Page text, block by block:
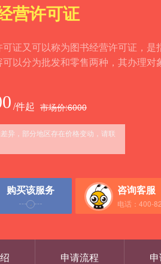
营许可证
证又可以称为图书经营许可证，
以分为批发和零售两种，其办理
/件起 市场价:6000
异，部分地区存在价格变动，请联
购买该服务 咨询客服
电话：400-
申请流程